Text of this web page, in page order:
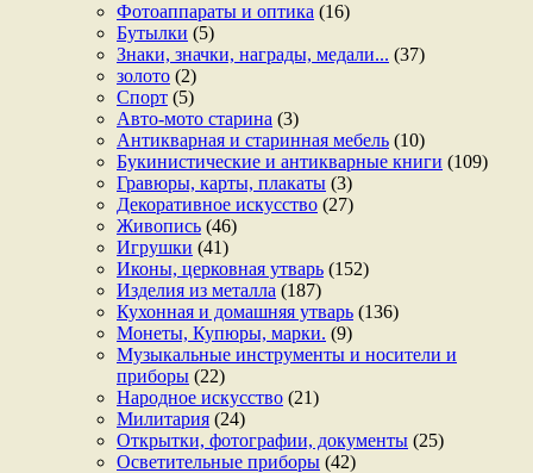
Фотоаппараты и оптика (16)
Бутылки (5)
Знаки, значки, награды, медали... (37)
золото (2)
Спорт (5)
Авто-мото старина (3)
Антикварная и старинная мебель (10)
Букинистические и антикварные книги (109)
Гравюры, карты, плакаты (3)
Декоративное искусство (27)
Живопись (46)
Игрушки (41)
Иконы, церковная утварь (152)
Изделия из металла (187)
Кухонная и домашняя утварь (136)
Монеты, Купюры, марки. (9)
Музыкальные инструменты и носители и
приборы (22)
Народное искусство (21)
Милитария (24)
Открытки, фотографии, документы (25)
Осветительные приборы (42)